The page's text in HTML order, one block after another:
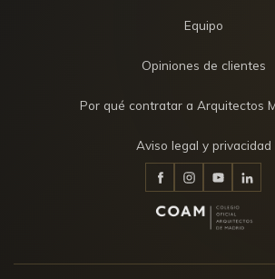
Equipo
Opiniones de clientes
Por qué contratar a Arquitectos
Aviso legal y privacidad